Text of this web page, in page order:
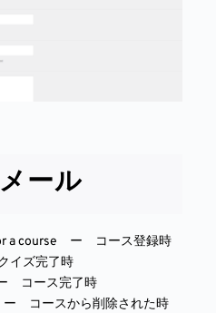
ール
a course ー コース登録時
ズ完了時
コース完了時
コースから削除された時